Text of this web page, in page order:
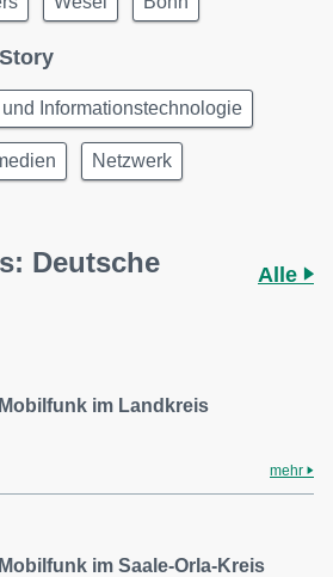
Informationstechnologie
Netzwerk
Deutsche
Alle
im Landkreis
mehr
im Saale-Orla-Kreis